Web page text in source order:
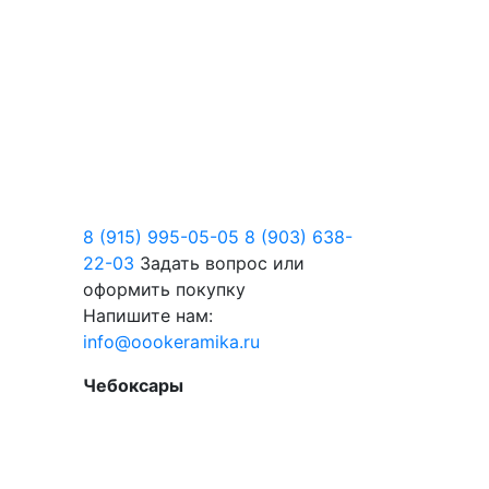
8 (915) 995-05-05 8 (903) 638-
22-03 Задать вопрос или
оформить покупку
Напишите нам:
info@oookeramika.ru
Чебоксары